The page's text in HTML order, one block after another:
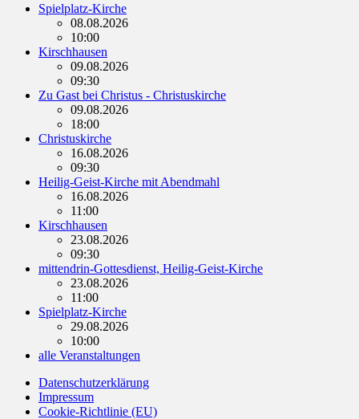
Spielplatz-Kirche
08.08.2026
10:00
Kirschhausen
09.08.2026
09:30
Zu Gast bei Christus - Christuskirche
09.08.2026
18:00
Christuskirche
16.08.2026
09:30
Heilig-Geist-Kirche mit Abendmahl
16.08.2026
11:00
Kirschhausen
23.08.2026
09:30
mittendrin-Gottesdienst, Heilig-Geist-Kirche
23.08.2026
11:00
Spielplatz-Kirche
29.08.2026
10:00
alle Veranstaltungen
Datenschutzerklärung
Impressum
Cookie-Richtlinie (EU)